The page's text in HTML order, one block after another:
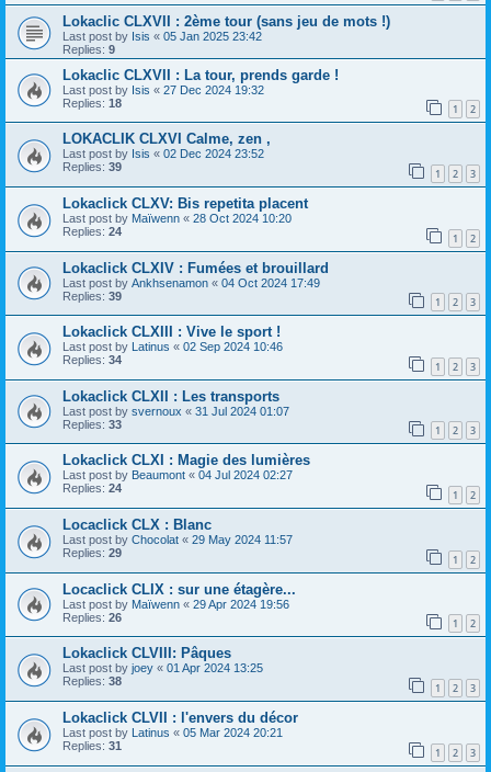
Lokaclic CLXVII : 2ème tour (sans jeu de mots !)
Last post by Isis « 05 Jan 2025 23:42
Replies: 9
Lokaclic CLXVII : La tour, prends garde !
Last post by Isis « 27 Dec 2024 19:32
Replies: 18 1 2
LOKACLIK CLXVI Calme, zen ,
Last post by Isis « 02 Dec 2024 23:52
Replies: 39 1 2 3
Lokaclick CLXV: Bis repetita placent
Last post by Maïwenn « 28 Oct 2024 10:20
Replies: 24 1 2
Lokaclick CLXIV : Fumées et brouillard
Last post by Ankhsenamon « 04 Oct 2024 17:49
Replies: 39 1 2 3
Lokaclick CLXIII : Vive le sport !
Last post by Latinus « 02 Sep 2024 10:46
Replies: 34 1 2 3
Lokaclick CLXII : Les transports
Last post by svernoux « 31 Jul 2024 01:07
Replies: 33 1 2 3
Lokaclick CLXI : Magie des lumières
Last post by Beaumont « 04 Jul 2024 02:27
Replies: 24 1 2
Locaclick CLX : Blanc
Last post by Chocolat « 29 May 2024 11:57
Replies: 29 1 2
Locaclick CLIX : sur une étagère...
Last post by Maïwenn « 29 Apr 2024 19:56
Replies: 26 1 2
Lokaclick CLVIII: Pâques
Last post by joey « 01 Apr 2024 13:25
Replies: 38 1 2 3
Lokaclick CLVII : l'envers du décor
Last post by Latinus « 05 Mar 2024 20:21
Replies: 31 1 2 3